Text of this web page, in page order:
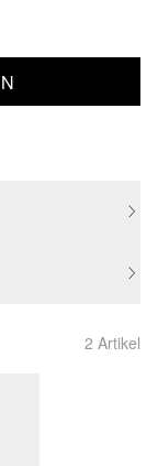
2 Artikel